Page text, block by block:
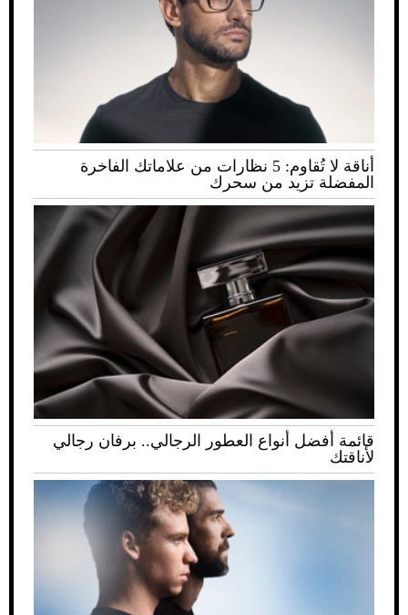
أناقة لا تُقاوم: 5 نظارات من علاماتك الفاخرة
المفضلة تزيد من سحرك
قائمة أفضل أنواع العطور الرجالي.. برفان رجالي
لأناقتك